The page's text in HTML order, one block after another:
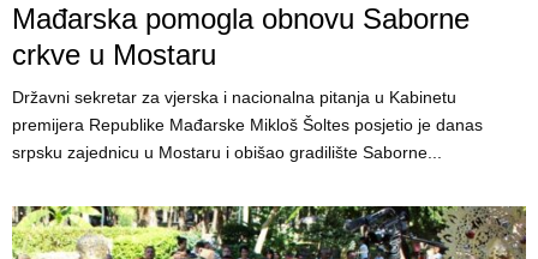
Mađarska pomogla obnovu Saborne
crkve u Mostaru
Državni sekretar za vjerska i nacionalna pitanja u Kabinetu
premijera Republike Mađarske Mikloš Šoltes posjetio je danas
srpsku zajednicu u Mostaru i obišao gradilište Saborne...